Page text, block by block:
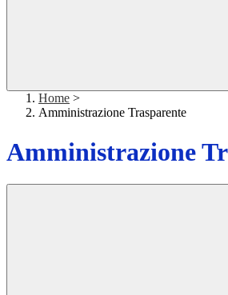
Home >
Amministrazione Trasparente
Amministrazione